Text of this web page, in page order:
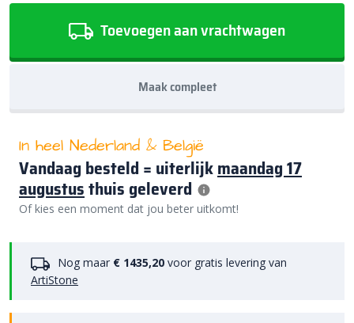
Toevoegen aan vrachtwagen
Maak compleet
In heel Nederland & België
Vandaag besteld = uiterlijkmaandag 17
augustusthuis geleverd
Of kies een moment dat jou beter uitkomt!
Nog maar € 1435,20 voor gratis levering van
ArtiStone